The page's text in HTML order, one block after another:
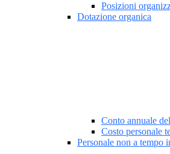
Posizioni
Dotazione organica
Conto annuale
Costo personale
Personale non a tempo